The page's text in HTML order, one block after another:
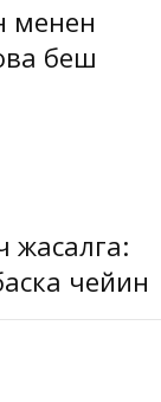
менен
беш
жасалга:
чейин